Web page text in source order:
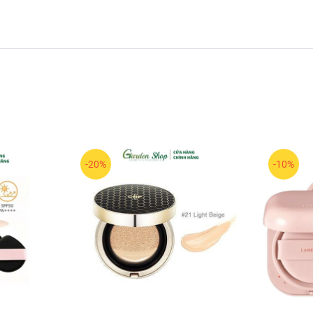
mặt.
sản phẩm, dặm đều lên toàn mặt hoặc vùng cần che phủ.
mới lớp nền.
bám lâu và giữ lớp nền tươi mới.
-20% -10%